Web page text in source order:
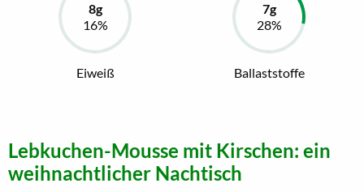
Eiweiß Ballaststoffe
Lebkuchen-Mousse mit Kirschen: ein
weihnachtlicher Nachtisch